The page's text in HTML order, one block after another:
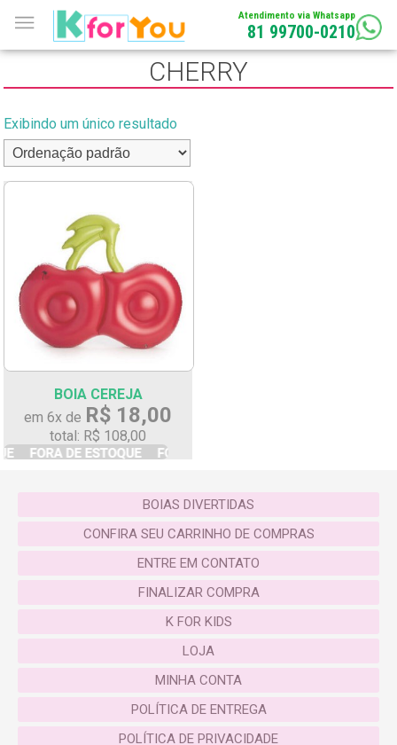
Atendimento via Whatsapp
81 99700-0210
CHERRY
Exibindo um único resultado
BOIA CEREJA
em 6x de R$ 18,00
total: R$ 108,00
BOIAS DIVERTIDAS
CONFIRA SEU CARRINHO DE COMPRAS
ENTRE EM CONTATO
FINALIZAR COMPRA
K FOR KIDS
LOJA
MINHA CONTA
POLÍTICA DE ENTREGA
POLÍTICA DE PRIVACIDADE